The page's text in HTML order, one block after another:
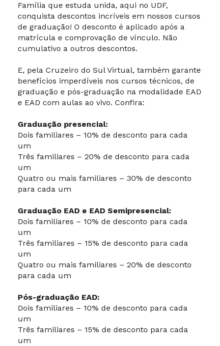
Família que estuda unida, aqui no UDF,
conquista descontos incríveis em nossos cursos
de graduação! O desconto é aplicado após a
matrícula e comprovação de vínculo. Não
cumulativo a outros descontos.
E, pela Cruzeiro do Sul Virtual, também garante
benefícios imperdíveis nos cursos técnicos, de
graduação e pós-graduação na modalidade EAD
e EAD com aulas ao vivo. Confira:
Graduação presencial:
Dois familiares – 10% de desconto para cada
um
Três familiares – 20% de desconto para cada
um
Quatro ou mais familiares – 30% de desconto
para cada um
Graduação EAD e EAD Semipresencial:
Dois familiares – 10% de desconto para cada
um
Três familiares – 15% de desconto para cada
um
Quatro ou mais familiares – 20% de desconto
para cada um
Pós-graduação EAD:
Dois familiares – 10% de desconto para cada
um
Três familiares – 15% de desconto para cada
um